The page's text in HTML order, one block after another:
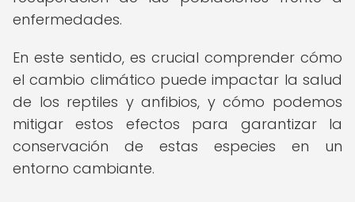
enfermedades.
En este sentido, es crucial comprender cómo
el cambio climático puede impactar la salud
de los reptiles y anfibios, y cómo podemos
mitigar estos efectos para garantizar la
conservación de estas especies en un
entorno cambiante.